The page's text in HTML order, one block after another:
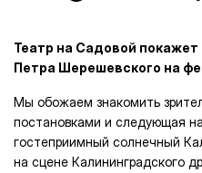
Театр на Садовой
Петра Шерешевского на
Мы обожаем знакомить
постановками и следующая
гостеприимный солнечный
на сцене Калининградского